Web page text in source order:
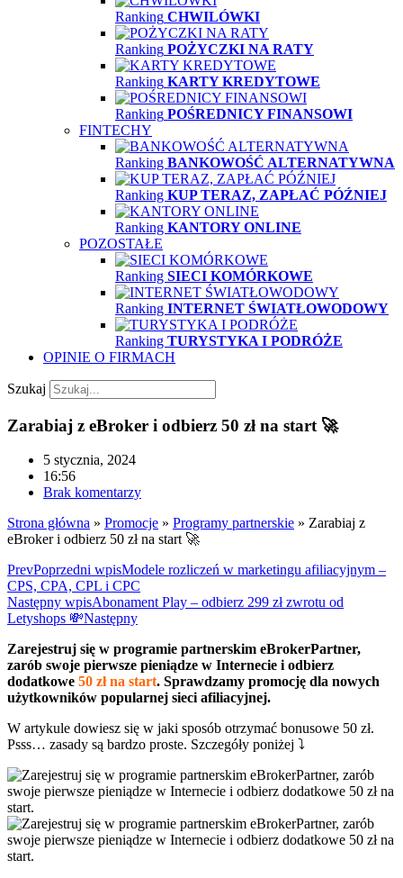
Ranking CHWILÓWKI
Ranking POŻYCZKI NA RATY
Ranking KARTY KREDYTOWE
Ranking POŚREDNICY FINANSOWI
FINTECHY
Ranking BANKOWOŚĆ ALTERNATYWNA
Ranking KUP TERAZ, ZAPŁAĆ PÓŹNIEJ
Ranking KANTORY ONLINE
POZOSTAŁE
Ranking SIECI KOMÓRKOWE
Ranking INTERNET ŚWIATŁOWODOWY
Ranking TURYSTYKA I PODRÓŻE
OPINIE O FIRMACH
Szukaj
Zarabiaj z eBroker i odbierz 50 zł na start 🚀
5 stycznia, 2024
16:56
Brak komentarzy
Strona główna » Promocje » Programy partnerskie » Zarabiaj z
eBroker i odbierz 50 zł na start 🚀
PrevPoprzedni wpisModele rozliczeń w marketingu afiliacyjnym –
CPS, CPA, CPL i CPC
Następny wpisAbonament Play – odbierz 299 zł zwrotu od
Letyshops 💸Następny
Zarejestruj się w programie partnerskim eBrokerPartner,
zarób swoje pierwsze pieniądze w Internecie i odbierz
dodatkowe 50 zł na start. Sprawdzamy promocję dla nowych
użytkowników popularnej sieci afiliacyjnej.
W artykule dowiesz się w jaki sposób otrzymać bonusowe 50 zł.
Psss… zasady są bardzo proste. Szczegóły poniżej ⤵